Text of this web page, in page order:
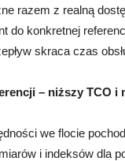
razem z realną
do konkretnej
skraca czas
– niższy TCO i
we flocie
i indeksów dla